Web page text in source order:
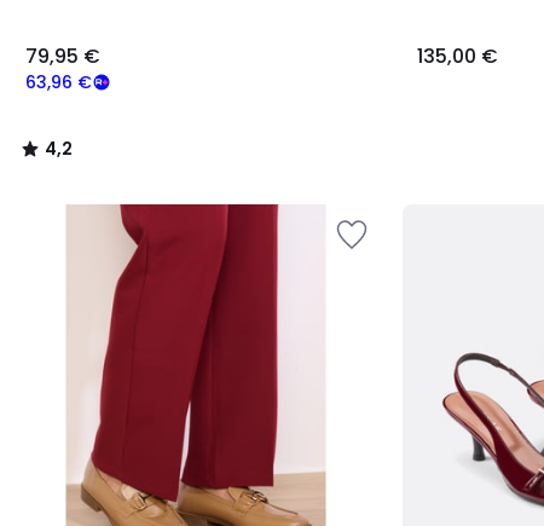
63,96 €
79,95 €
4,2
/
135,00 €